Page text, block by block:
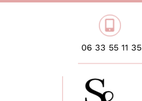
06 33 55 11 35